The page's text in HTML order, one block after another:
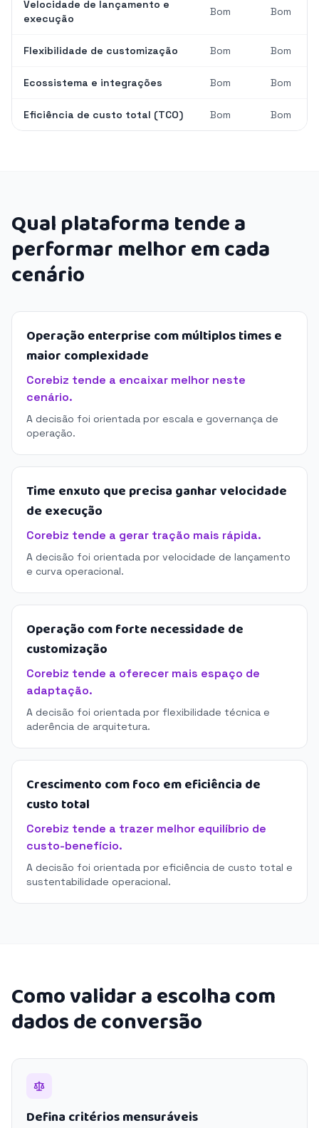
Velocidade de lançamento e
execução
Bom Bom
Flexibilidade de customização Bom Bom
Ecossistema e integrações Bom Bom
Eficiência de custo total (TCO) Bom Bom
Qual plataforma tende a
performar melhor em cada
cenário
Operação enterprise com múltiplos times e
maior complexidade
Corebiz tende a encaixar melhor neste
cenário.
A decisão foi orientada por escala e governança de
operação.
Time enxuto que precisa ganhar velocidade
de execução
Corebiz tende a gerar tração mais rápida.
A decisão foi orientada por velocidade de lançamento
e curva operacional.
Operação com forte necessidade de
customização
Corebiz tende a oferecer mais espaço de
adaptação.
A decisão foi orientada por flexibilidade técnica e
aderência de arquitetura.
Crescimento com foco em eficiência de
custo total
Corebiz tende a trazer melhor equilíbrio de
custo-benefício.
A decisão foi orientada por eficiência de custo total e
sustentabilidade operacional.
Como validar a escolha com
dados de conversão
Defina critérios mensuráveis